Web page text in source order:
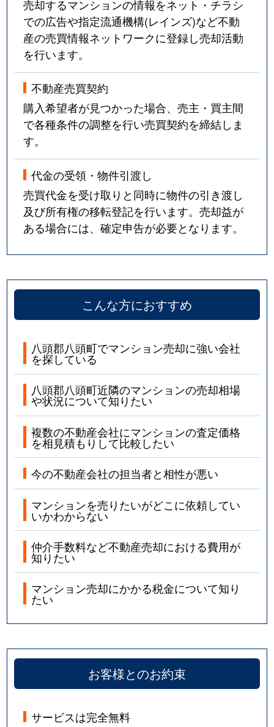
売却するマンションの情報をネット・チラシ
での広告や指定流通機構(レインズ)など不動
産の売買情報ネットワークに登録し売却活動
を行います。
不動産売買契約
購入希望者が見つかった場合、売主・買主間
で各種条件の調整を行い売買契約を締結しま
す。
代金の受領・物件引渡し
売買代金を受け取りと同時に物件の引き渡し
及び所有権の移転登記を行います。売却益が
ある場合には、確定申告が必要となります。
こんな方におすすめ
八頭郡八頭町でマンション売却に強い会社
を探している
八頭郡八頭町近隣のマンションの売却相場
や状況について知りたい
複数の不動産会社にマンションの査定価格
を相見積もりして比較したい
今の不動産会社の担当者と相性が悪い
マンションを売りたいがどこに依頼してい
いかわからない
仲介手数料など不動産売却における費用が
知りたい
マンション売却にかかる税金について知り
たい
お客様とのお約束
サービスは完全無料